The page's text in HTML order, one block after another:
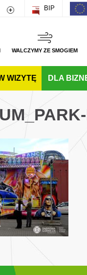
rozmiar czcionki
Zwiększ rozmiar czcionki
BIP
WALCZYMY ZE SMOGIEM
WIZYTĘ DLA